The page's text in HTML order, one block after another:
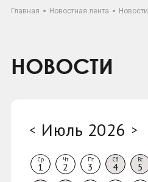
Главная Новостная лента Новости
НОВОСТИ
< Июль 2026 >
Ср
1
Чт
2
Пт
3
Сб
4
Вс
5